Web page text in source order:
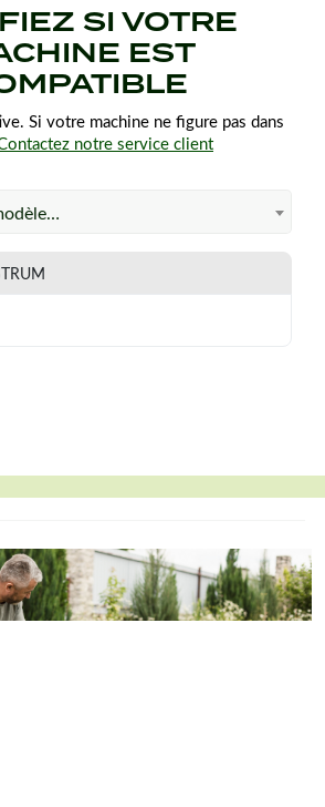
SI VOTRE
EST
Si votre machine ne figure pas dans
notre service client